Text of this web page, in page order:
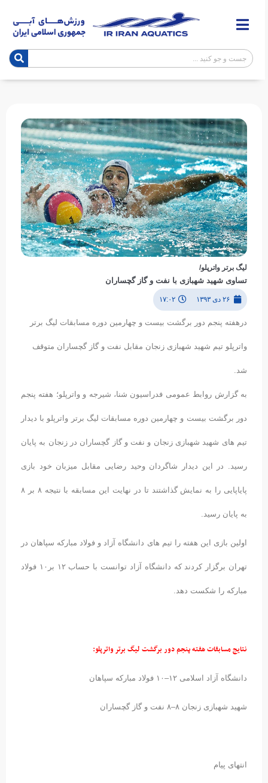
لیگ برتر واترپلو/
تساوی شهید شهبازی با نفت و گاز گچساران
۲۶ دی ۱۳۹۳ ۱۷:۰۲
درهفته پنجم دور برگشت بیست و چهارمین دوره مسابقات لیگ برتر
واترپلو تیم شهید شهبازی زنجان مقابل نفت و گاز گچساران متوقف
شد.
به گزارش روابط عمومی فدراسیون شنا، شیرجه و واترپلو؛ هفته پنجم
دور برگشت بیست و چهارمین دوره مسابقات لیگ برتر واترپلو با دیدار
تیم های شهید شهبازی زنجان و نفت و گاز گچساران در زنجان به پایان
رسید. در این دیدار شاگردان وحید رضایی مقابل میزبان خود بازی
پایاپایی را به نمایش گذاشتند تا در نهایت این مسابقه با نتیجه ۸ بر ۸
به پایان رسید.
اولین بازی این هفته را تیم های دانشگاه آزاد و فولاد مبارکه سپاهان در
تهران برگزار کردند که دانشگاه آزاد توانست با حساب ۱۲ بر۱۰ فولاد
مبارکه را شکست دهد.
نتایج مسابقات هفته پنجم دور برگشت لیگ برتر واترپلو:
دانشگاه آزاد اسلامی ۱۲–۱۰ فولاد مبارکه سپاهان
شهید شهبازی زنجان ۸–۸ نفت و گاز گچساران
انتهای پیام